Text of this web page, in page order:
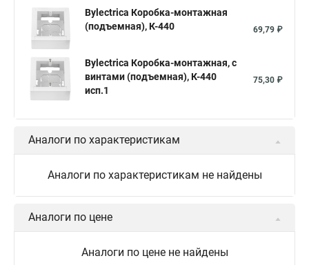
Bylectrica Коробка-монтажная
(подъемная), К-440
69,79 ₽
Bylectrica Коробка-монтажная, с
винтами (подъемная), К-440
исп.1
75,30 ₽
Аналоги по характеристикам
Аналоги по характеристикам не найдены
Аналоги по цене
Аналоги по цене не найдены